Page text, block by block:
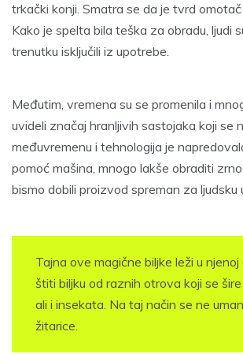
trkački konji. Smatra se da je tvrd
Kako je spelta bila teška za obradu, ljudi
trenutku isključili iz upotrebe.
Međutim, vremena su se promenila i
uvideli značaj hranljivih sastojaka koji se
međuvremenu i tehnologija je
pomoć mašina, mnogo lakše obraditi
bismo dobili proizvod spreman za ljudsku
Tajna ove magične biljke leži u njenoj
štiti biljku od raznih otrova koji se
ali i insekata. Na taj način se ne
žitarice.